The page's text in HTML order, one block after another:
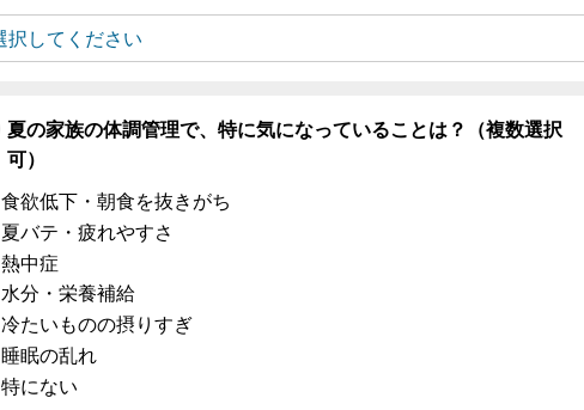
夏の家族の体調管理で、特に気になっていることは？（複数選択
可）
食欲低下・朝食を抜きがち
夏バテ・疲れやすさ
熱中症
水分・栄養補給
冷たいものの摂りすぎ
睡眠の乱れ
特にない